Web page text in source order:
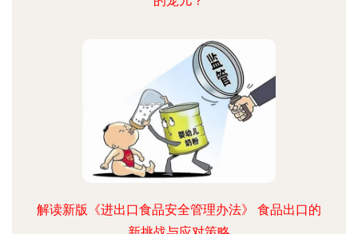
解读新版《进出口食品安全管理办法》 食品出口的